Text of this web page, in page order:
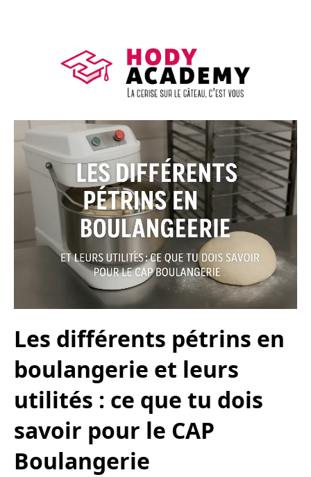
Les différents pétrins en
boulangerie et leurs
utilités : ce que tu dois
savoir pour le CAP
Boulangerie